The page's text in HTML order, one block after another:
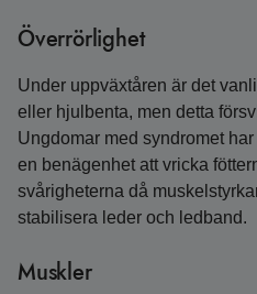
Överrörlighet
Under uppväxtåren är det
eller hjulbenta, men detta
Ungdomar med syndromet
en benägenhet att vricka
svårigheterna då
stabilisera leder och ledband.
Muskler